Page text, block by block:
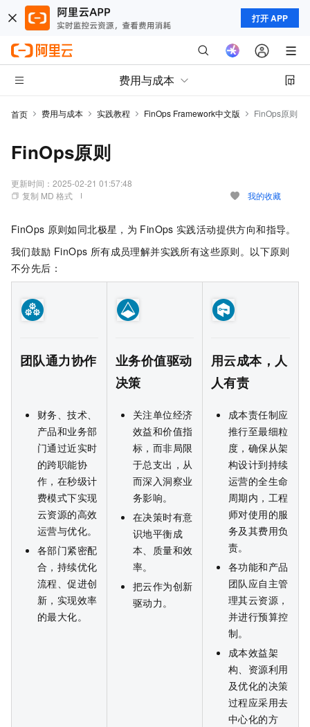
打开 APP
费用与成本
首页 费用与成本 实践教程 FinOps Framework中文版 FinOps原则
FinOps原则
更新时间： 2025-02-21 01:57:48
复制 MD 格式
我的收藏
FinOps 原则如同北极星，为 FinOps 实践活动提供方向和指导。
我们鼓励 FinOps 所有成员理解并实践所有这些原则。以下原则
不分先后：
团队通力协作
财务、技术、
产品和业务部
门通过近实时
的跨职能协
作，在秒级计
费模式下实现
云资源的高效
运营与优化。
各部门紧密配
合，持续优化
流程、促进创
新，实现效率
的最大化。
业务价值驱动
决策
关注单位经济
效益和价值指
标，而非局限
于总支出，从
而深入洞察业
务影响。
在决策时有意
识地平衡成
本、质量和效
率。
把云作为创新
驱动力。
用云成本，人
人有责
成本责任制应
推行至最细粒
度，确保从架
构设计到持续
运营的全生命
周期内，工程
师对使用的服
务及其费用负
责。
各功能和产品
团队应自主管
理其云资源，
并进行预算控
制。
成本效益架
构、资源利用
及优化的决策
过程应采用去
中心化的方